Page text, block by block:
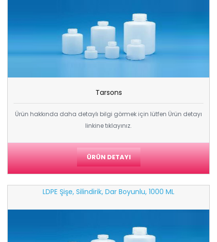
Tarsons
Ürün hakkında daha detaylı bilgi görmek için lütfen Ürün detayı
linkine tıklayınız.
ÜRÜN DETAYI
LDPE Şişe, Silindirik, Dar Boyunlu, 1000 ML